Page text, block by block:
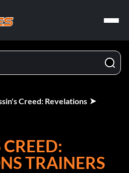
Creed: Revelations
CREED:
TRAINERS